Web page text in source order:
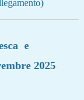
e
2025